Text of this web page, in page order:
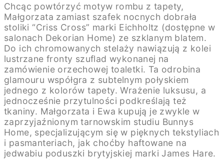
Chcąc powtórzyć motyw rombu z tapety,
Małgorzata zamiast szafek nocnych dobrała
stoliki “Criss Cross” marki Eichholtz (dostępne w
salonach Dekorian Home) ze szklanym blatem.
Do ich chromowanych stelaży nawiązują z kolei
lustrzane fronty szuflad wykonanej na
zamówienie orzechowej toaletki. Ta odrobina
glamouru współgra z subtelnym połyskiem
jednego z kolorów tapety. Wrażenie luksusu, a
jednocześnie przytulności podkreślają też
tkaniny. Małgorzata i Ewa kupują je zwykle w
zaprzyjaźnionym tarnowskim studiu Bunnys
Home, specjalizującym się w pięknych tekstyliach
i pasmanteriach, jak choćby haftowane na
jedwabiu poduszki brytyjskiej marki James Hare.